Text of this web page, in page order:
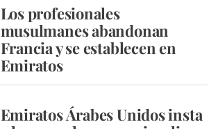
Los profesionales
musulmanes abandonan
Francia y se establecen en
Emiratos
Emiratos Árabes Unidos insta